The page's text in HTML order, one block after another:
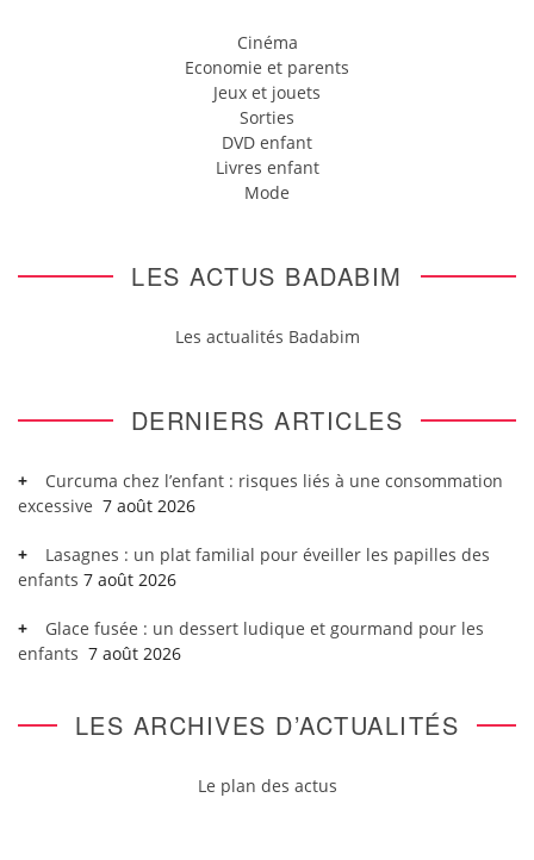
Cinéma
Economie et parents
Jeux et jouets
Sorties
DVD enfant
Livres enfant
Mode
LES ACTUS BADABIM
Les actualités Badabim
DERNIERS ARTICLES
Curcuma chez l’enfant : risques liés à une consommation
excessive 7 août 2026
Lasagnes : un plat familial pour éveiller les papilles des
enfants 7 août 2026
Glace fusée : un dessert ludique et gourmand pour les
enfants 7 août 2026
LES ARCHIVES D’ACTUALITÉS
Le plan des actus